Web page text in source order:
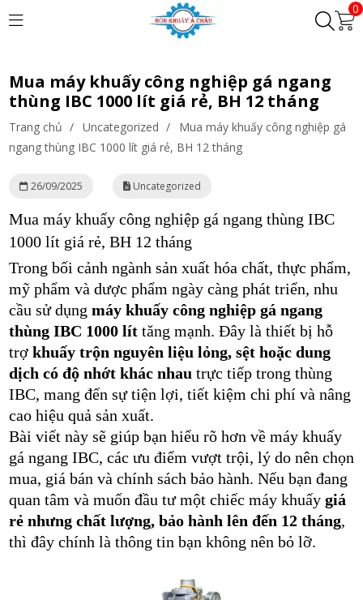
0
Mua máy khuấy công nghiệp gá ngang
thùng IBC 1000 lít giá rẻ, BH 12 tháng
Trang chủ / Uncategorized /
Mua máy khuấy công nghiệp gá
ngang thùng IBC 1000 lít giá rẻ, BH 12 tháng
26/09/2025 Uncategorized
Mua máy khuấy công nghiệp gá ngang thùng IBC
1000 lít giá rẻ, BH 12 tháng
Trong bối cảnh ngành sản xuất hóa chất, thực phẩm,
mỹ phẩm và dược phẩm ngày càng phát triển, nhu
cầu sử dụng máy khuấy công nghiệp gá ngang
thùng IBC 1000 líttăng mạnh. Đây là thiết bị hỗ
trợ khuấy trộn nguyên liệu lỏng, sệt hoặc dung
dịch có độ nhớt khác nhau trực tiếp trong thùng
IBC, mang đến sự tiện lợi, tiết kiệm chi phí và nâng
cao hiệu quả sản xuất.
Bài viết này sẽ giúp bạn hiểu rõ hơn về máy khuấy
gá ngang IBC, các ưu điểm vượt trội, lý do nên chọn
mua, giá bán và chính sách bảo hành. Nếu bạn đang
quan tâm và muốn đầu tư một chiếc máy khuấy giá
rẻ nhưng chất lượng, bảo hành lên đến 12 tháng,
thì đây chính là thông tin bạn không nên bỏ lỡ.